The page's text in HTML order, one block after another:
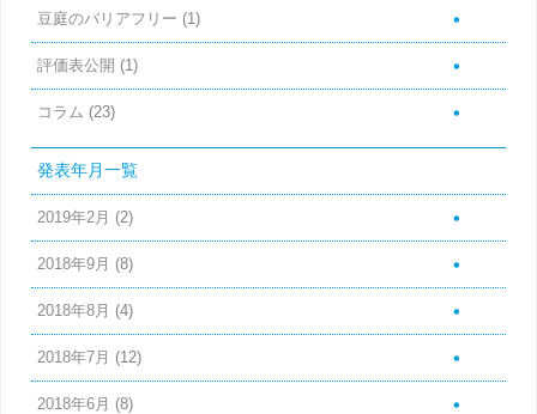
豆庭のバリアフリー (1)
評価表公開 (1)
コラム (23)
発表年月一覧
2019年2月 (2)
2018年9月 (8)
2018年8月 (4)
2018年7月 (12)
2018年6月 (8)